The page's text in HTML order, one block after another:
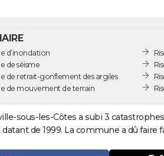
d’inondation
de séisme
de retrait-gonflement des argiles
de mouvement de terrain
sous-les-Côtes a subi 3
de 1999. La commune a dû faire